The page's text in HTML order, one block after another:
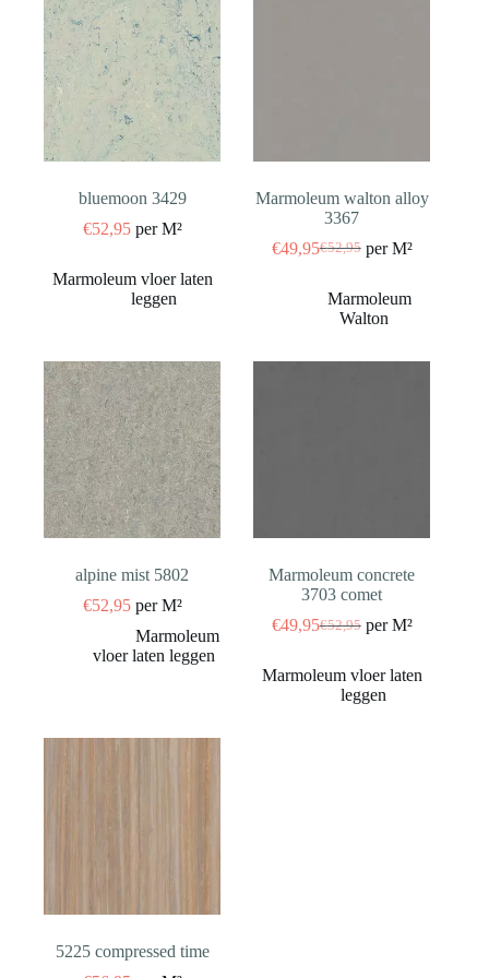
bluemoon 3429
€52,95per M²
Marmoleum walton alloy
3367
€52,95
Oorspronkelijke
was:
€52,95.
€49,95Huidige
is:
€49,95.
per M²
alpine mist 5802
€52,95per M²
Marmoleum concrete
3703 comet
€52,95
Oorspronkelijke
was:
€52,95.
€49,95Huidige
is:
€49,95.
per M²
5225 compressed time